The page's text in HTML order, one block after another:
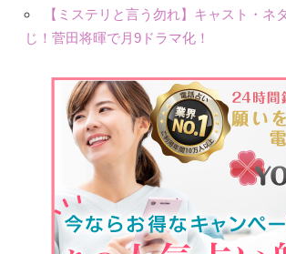
【ミステリと言う勿れ】キャスト・ネ
じ！菅田将暉で月9ドラマ化！